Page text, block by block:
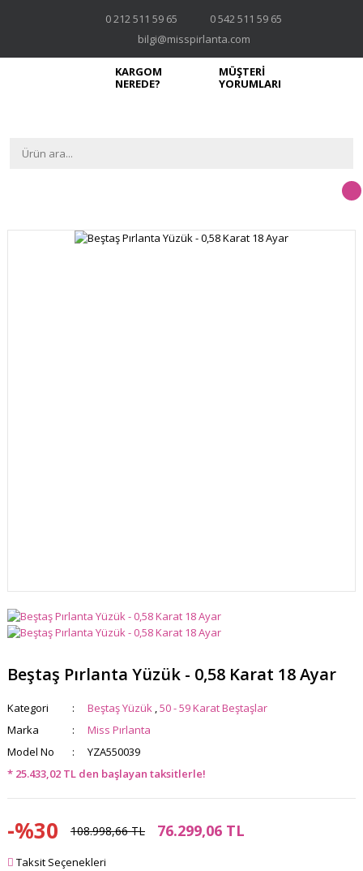
0 212 511 59 65
0 542 511 59 65
bilgi@misspirlanta.com
KARGOM
NEREDE?
MÜŞTERİ
YORUMLARI
Beştaş Pırlanta Yüzük - 0,58 Karat 18 Ayar
Kategori Beştaş Yüzük ,50 - 59 Karat Beştaşlar
Marka
Miss Pırlanta
Model No
YZA550039
* 25.433,02 TL den başlayan taksitlerle!
-%30 108.998,66 TL 76.299,06 TL
Taksit Seçenekleri